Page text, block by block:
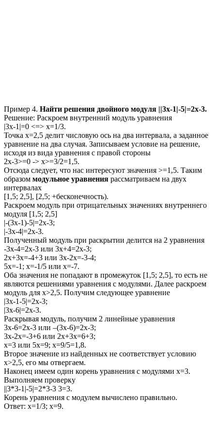
Пример 4. Найти решения двойного модуля ||3x-1|-5|=2x-3.
Решение: Раскроем внутренний модуль уравнения
|3x-1|=0 <=> x=1/3.
Точка x=2,5 делит числовую ось на два интервала, а заданное
уравнение на два случая. Записываем условие на решение,
исходя из вида уравнения с правой стороны
2x-3>=0 -> x>=3/2=1,5.
Отсюда следует, что нас интересуют значения >=1,5. Таким
образом модульное уравнения рассматриваем на двух
интервалах
[1,5; 2,5], [2,5; +бесконечность).
Раскроем модуль при отрицательных значениях внутреннего
модуля [1,5; 2,5]
|-(3x-1)-5|=2x-3;
|-3x-4|=2x-3.
Полученный модуль при раскрытии делится на 2 уравнения
-3x-4=2x-3 или 3x+4=2x-3;
2x+3x=-4+3 или 3x-2x=-3-4;
5x=-1; x=-1/5 или x=-7.
Оба значения не попадают в промежуток [1,5; 2,5], то есть не
являются решениями уравнения с модулями. Далее раскроем
модуль для x>2,5. Получим следующее уравнение
|3x-1-5|=2x-3;
|3x-6|=2x-3.
Раскрывая модуль, получим 2 линейные уравнения
3x-6=2x-3 или –(3x-6)=2x-3;
3x-2x=-3+6 или 2x+3x=6+3;
x=3 или 5x=9; x=9/5=1,8.
Второе значение из найденных не соответствует условию
x>2,5, его мы отвергаем.
Наконец имеем один корень уравнения с модулями x=3.
Выполняем проверку
||3*3-1|-5|=2*3-3 3=3.
Корень уравнения с модулем вычислено правильно.
Ответ: x=1/3; x=9.